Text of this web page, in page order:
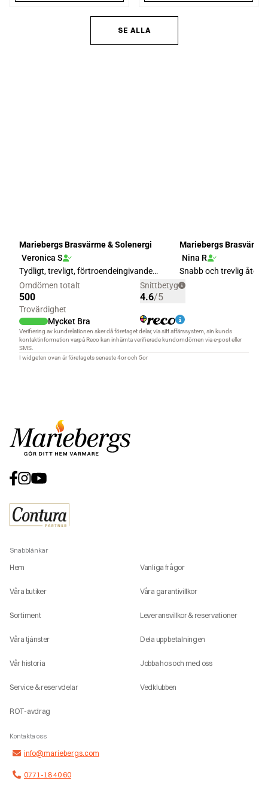
SE ALLA
Snabblänkar
Hem
Våra butiker
Sortiment
Våra tjänster
Vår historia
Service & reservdelar
ROT-avdrag
Vanliga frågor
Våra garantivillkor
Leveransvillkor & reservationer
Dela upp betalningen
Jobba hos och med oss
Vedklubben
Kontakta oss
info@mariebergs.com
0771-18 40 60